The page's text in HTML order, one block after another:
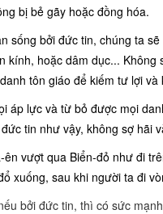
bị bẻ gãy hoặc đồng hóa.
sống bởi đức tin, chúng ta
kính, hoặc dâm dục...
tôn giáo để kiếm tư lợi và
áp lực và từ bỏ được mọi
tin như vậy, không sợ hãi
vượt qua Biển-đỏ như đi
xuống, sau khi người ta đi
bởi đức tin, thì có sức